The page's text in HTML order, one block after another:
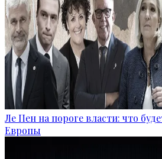
Ле Пен на пороге власти: что
Европы